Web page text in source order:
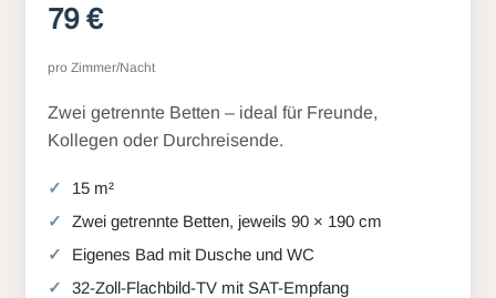
79 €
pro Zimmer/Nacht
Zwei getrennte Betten – ideal für Freunde,
Kollegen oder Durchreisende.
15 m²
Zwei getrennte Betten, jeweils 90 × 190 cm
Eigenes Bad mit Dusche und WC
32-Zoll-Flachbild-TV mit SAT-Empfang